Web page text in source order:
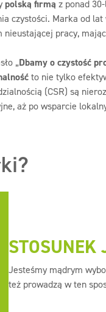
polską firmą z ponad
czystości. Marka od
nieustającej pracy,
„Dbamy o czystość
to nie tylko
(CSR) są
aż po wsparcie
STOSUNEK
Jesteśmy mądrym
też prowadzą w ten